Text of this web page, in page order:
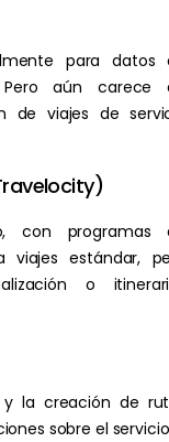
para datos
aún carece
de viajes de
con programas
viajes estándar,
o
y la creación de
sobre el